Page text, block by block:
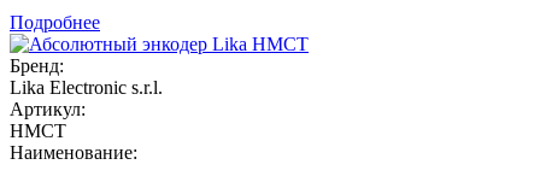
Подробнее
Бренд:
Lika Electronic s.r.l.
Артикул:
HMCT
Наименование: